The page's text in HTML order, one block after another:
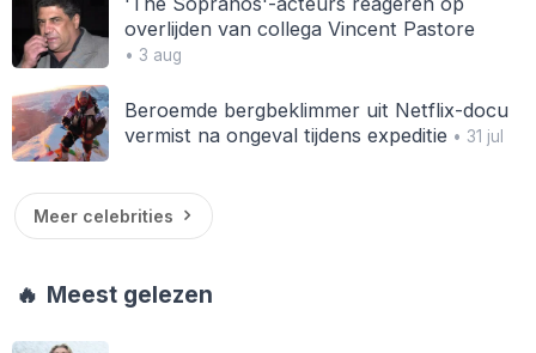
overlijden van collega Vincent Pastore
• 3 aug
Beroemde bergbeklimmer uit Netflix-docu
vermist na ongeval tijdens expeditie • 31 jul
Meer celebrities
🔥 Meest gelezen